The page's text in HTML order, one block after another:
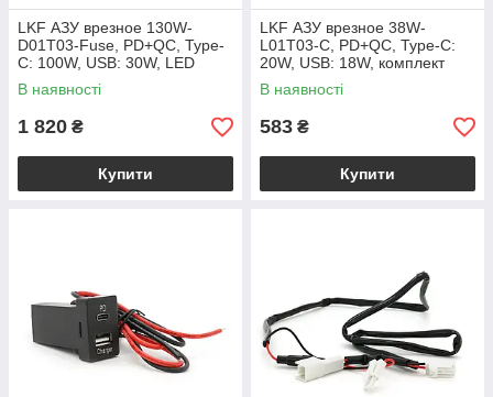
LKF АЗУ врезное 130W-
D01T03-Fuse, PD+QC, Type-
C: 100W, USB: 30W, LED
подсветка, комплект
проводов с разъемами и
В наявності
1 820 ₴
Купити
LKF АЗУ врезное 38W-
L01T03-С, PD+QC, Type-C:
20W, USB: 18W, комплект
проводов с разъемами,
33x22х58mm, Black
В наявності
583 ₴
Купити